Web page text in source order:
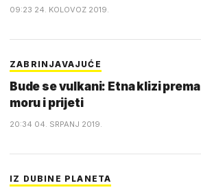
09:23 24. KOLOVOZ 2019.
ZABRINJAVAJUĆE
Bude se vulkani: Etna klizi prema
moru i prijeti
20:34 04. SRPANJ 2019.
IZ DUBINE PLANETA